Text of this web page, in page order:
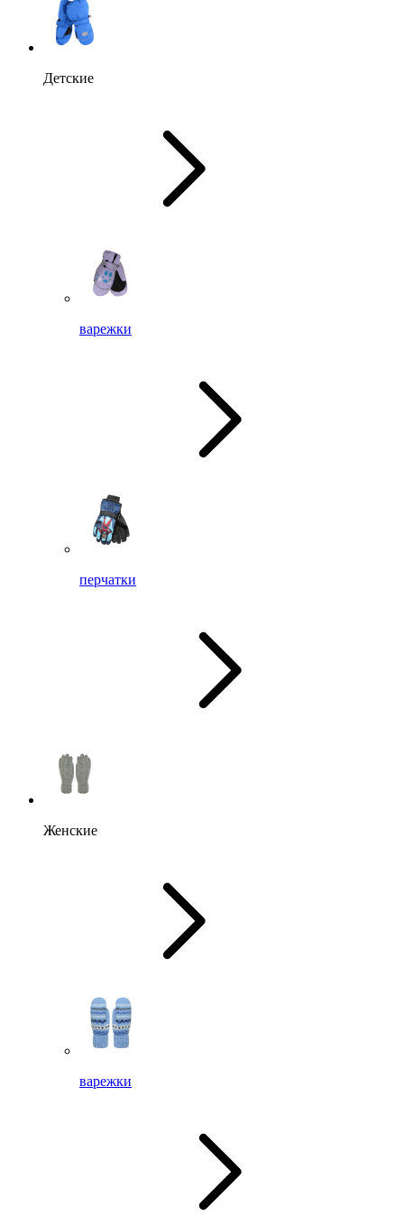
Детские
варежки
перчатки
Женские
варежки